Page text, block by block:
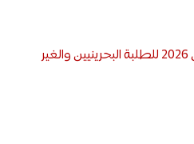
رسوم جامعة البحرين 2026 للطلبة البحرينيين والغير